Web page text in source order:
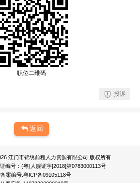
职位二维码
投诉
返回
江门市锦绣前程人力资源有限公司 版权所有
编号：(粤)人服证字[2018]第0783000113号
备案编号:粤ICP备09105118号